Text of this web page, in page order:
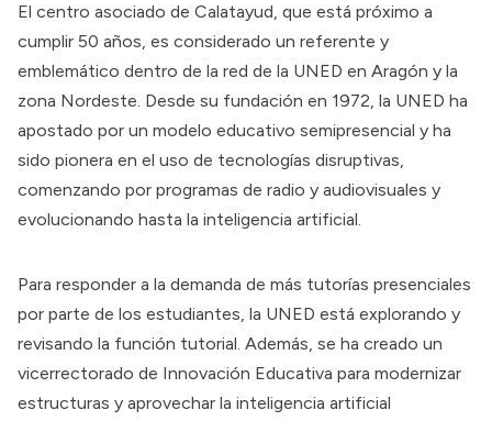
El centro asociado de Calatayud, que está próximo a
cumplir 50 años, es considerado un referente y
emblemático dentro de la red de la UNED en Aragón y la
zona Nordeste. Desde su fundación en 1972, la UNED ha
apostado por un modelo educativo semipresencial y ha
sido pionera en el uso de tecnologías disruptivas,
comenzando por programas de radio y audiovisuales y
evolucionando hasta la inteligencia artificial.
Para responder a la demanda de más tutorías presenciales
por parte de los estudiantes, la UNED está explorando y
revisando la función tutorial. Además, se ha creado un
vicerrectorado de Innovación Educativa para modernizar
estructuras y aprovechar la inteligencia artificial